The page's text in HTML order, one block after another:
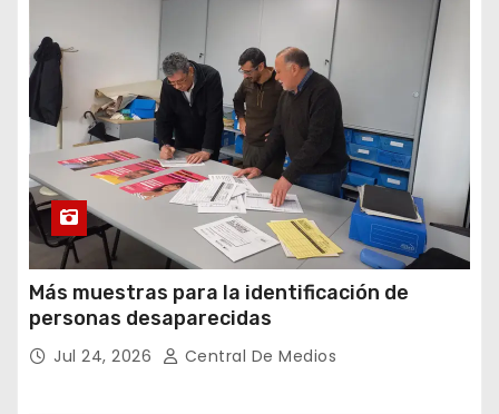
Más muestras para la identificación de
personas desaparecidas
Jul 24, 2026 Central De Medios